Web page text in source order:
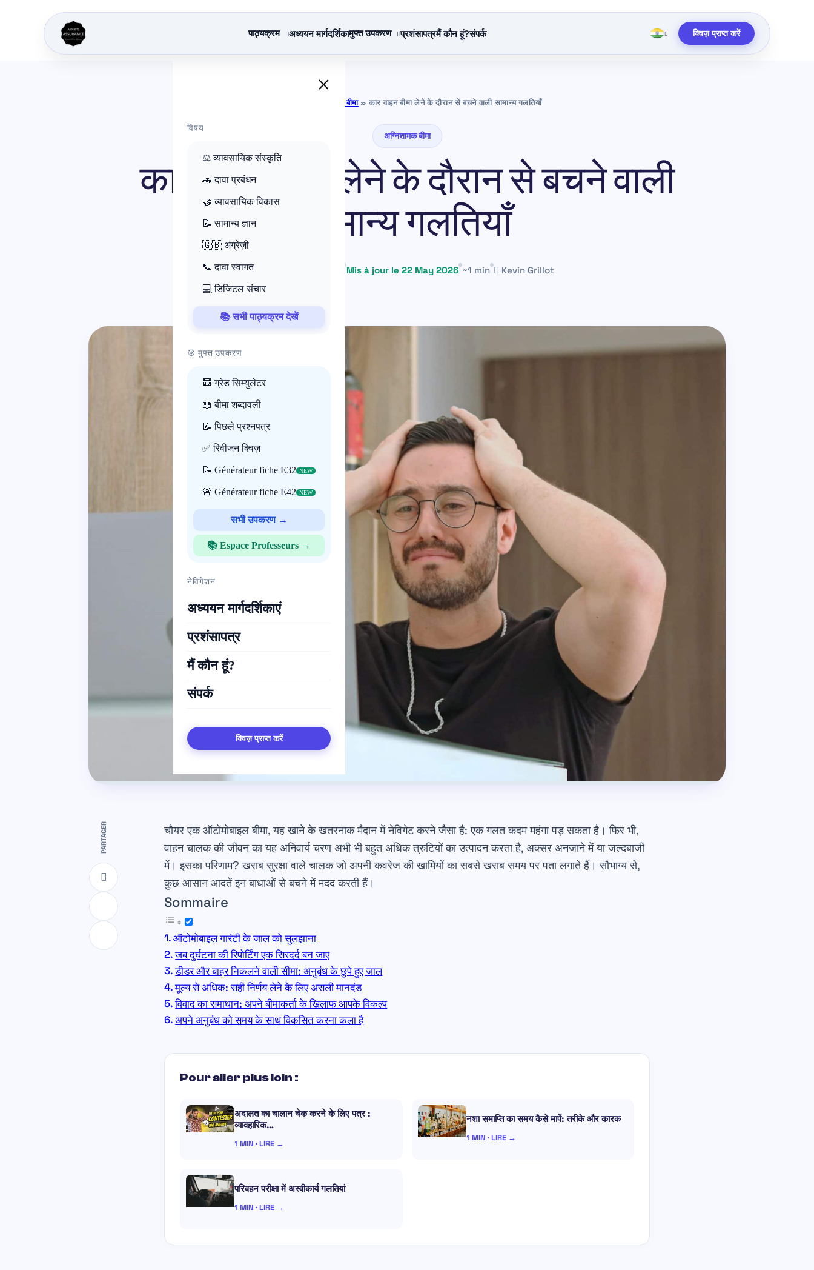
पाठ्यक्रम अध्ययन मार्गदर्शिकामुफ्त उपकरण प्रशंसापत्रमैं कौन हूं?संपर्क क्विज़ प्राप्त करें
×
विषय
⚖️ व्यावसायिक संस्कृति
🚗 दावा प्रबंधन
🤝 व्यावसायिक विकास
📝 सामान्य ज्ञान
🇬🇧 अंग्रेज़ी
📞 दावा स्वागत
💻 डिजिटल संचार
📚 सभी पाठ्यक्रम देखें
🎯 मुफ्त उपकरण
🧮 ग्रेड सिम्युलेटर
📖 बीमा शब्दावली
📝 पिछले प्रश्नपत्र
✅ रिवीजन क्विज़
📝 Générateur fiche E32 NEW
🚨 Générateur fiche E42 NEW
सभी उपकरण →
📚 Espace Professeurs →
नेविगेशन
अध्ययन मार्गदर्शिकाएं
प्रशंसापत्र
मैं कौन हूं?
संपर्क
क्विज़ प्राप्त करें
अग्निशामक बीमा» कार वाहन बीमा लेने के दौरान से बचने वाली सामान्य गलतियाँ
अग्निशामक बीमा
कार वाहन बीमा लेने के दौरान से बचने वाली
सामान्य गलतियाँ
Mis à jour le 22 May 2026 ~1 min Kevin Grillot
PARTAGER
चौयर एक ऑटोमोबाइल बीमा, यह खाने के खतरनाक मैदान में नेविगेट करने जैसा है: एक गलत कदम महंगा पड़ सकता है। फिर भी,
वाहन चालक की जीवन का यह अनिवार्य चरण अभी भी बहुत अधिक त्रुटियों का उत्पादन करता है, अक्सर अनजाने में या जल्दबाजी
में। इसका परिणाम? खराब सुरक्षा वाले चालक जो अपनी कवरेज की खामियों का सबसे खराब समय पर पता लगाते हैं। सौभाग्य से,
कुछ आसान आदतें इन बाधाओं से बचने में मदद करती हैं।
Sommaire
ऑटोमोबाइल गारंटी के जाल को सुलझाना
जब दुर्घटना की रिपोर्टिंग एक सिरदर्द बन जाए
डीडर और बाहर निकलने वाली सीमा: अनुबंध के छुपे हुए जाल
मूल्य से अधिक: सही निर्णय लेने के लिए असली मानदंड
विवाद का समाधान: अपने बीमाकर्ता के खिलाफ आपके विकल्प
अपने अनुबंध को समय के साथ विकसित करना कला है
Pour aller plus loin :
अदालत का चालान चेक करने के लिए पत्र :
व्यावहारिक…
1 MIN · LIRE →
नशा समाप्ति का समय कैसे मापें: तरीके और कारक
1 MIN · LIRE →
परिवहन परीक्षा में अस्वीकार्य गलतियां
1 MIN · LIRE →